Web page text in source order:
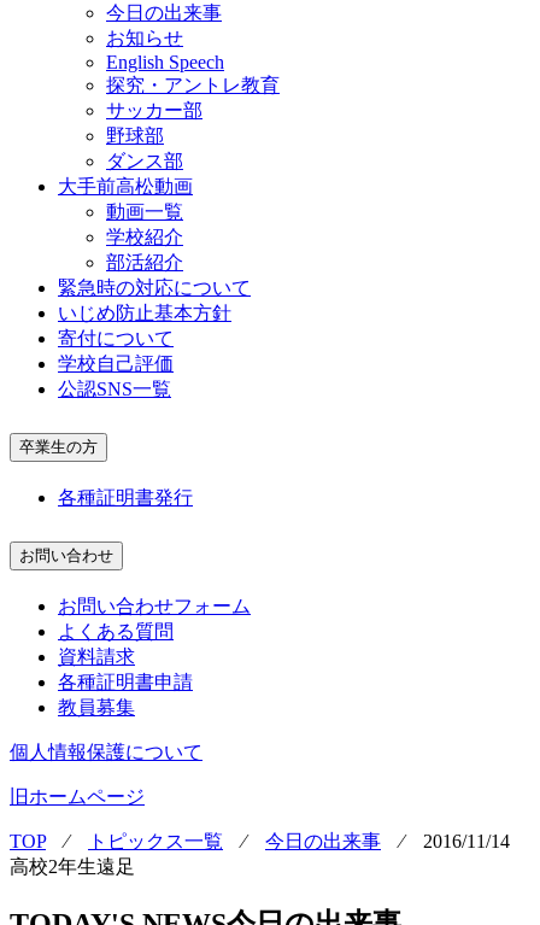
今日の出来事
お知らせ
English Speech
探究・アントレ教育
サッカー部
野球部
ダンス部
大手前高松動画
動画一覧
学校紹介
部活紹介
緊急時の対応について
いじめ防止基本方針
寄付について
学校自己評価
公認SNS一覧
卒業生の方
各種証明書発行
お問い合わせ
お問い合わせフォーム
よくある質問
資料請求
各種証明書申請
教員募集
個人情報保護について
旧ホームページ
TOP⁄ トピックス一覧 ⁄ 今日の出来事 ⁄ 2016/11/14
高校2年生遠足